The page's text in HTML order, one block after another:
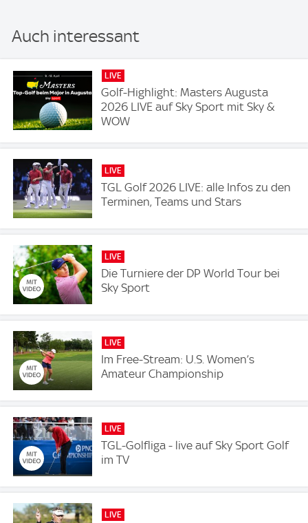
Auch interessant
LIVE
Golf-Highlight: Masters Augusta
2026 LIVE auf Sky Sport mit Sky &
WOW
LIVE
TGL Golf 2026 LIVE: alle Infos zu den
Terminen, Teams und Stars
LIVE
Die Turniere der DP World Tour bei
Sky Sport
LIVE
Im Free-Stream: U.S. Women’s
Amateur Championship
LIVE
TGL-Golfliga - live auf Sky Sport Golf
im TV
LIVE